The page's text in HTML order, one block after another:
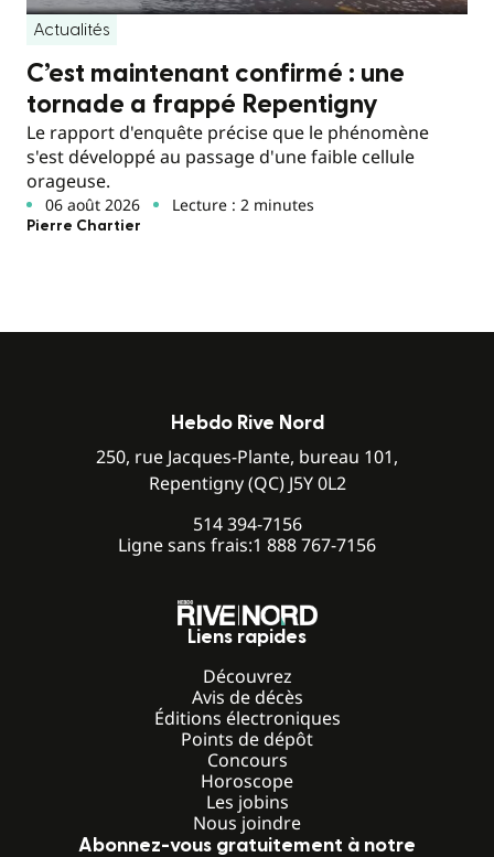
Actualités
C’est maintenant confirmé : une
tornade a frappé Repentigny
Le rapport d'enquête précise que le phénomène
s'est développé au passage d'une faible cellule
orageuse.
06 août 2026 Lecture : 2 minutes
Pierre Chartier
Hebdo Rive Nord
250, rue Jacques-Plante, bureau 101,
Repentigny (QC) J5Y 0L2
514 394-7156
Ligne sans frais:1 888 767-7156
Liens rapides
Découvrez
Avis de décès
Éditions électroniques
Points de dépôt
Concours
Horoscope
Les jobins
Nous joindre
Abonnez-vous gratuitement à notre